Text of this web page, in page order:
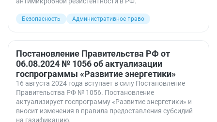
Безопасность Административное право
Постановление Правительства РФ от
06.08.2024 № 1056 об актуализации
госпрограммы «Развитие энергетики»
16 августа 2024 года вступает в силу Постановление
Правительства РФ № 1056. Постановление
актуализирует госпрограмму «Развитие энергетики» и
вносит изменения в правила предоставления субсидий
на газификацию.